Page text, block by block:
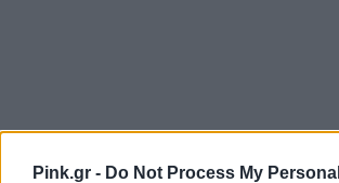
Pink.gr - Do Not Process My